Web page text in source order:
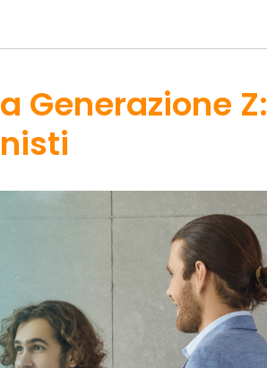
Generazione Z: